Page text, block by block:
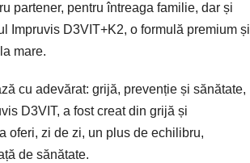
partener, pentru întreaga familie, dar și
Impruvis D3VIT+K2, o formulă premium și
mare.
cu adevărat: grijă, prevenție și sănătate,
D3VIT, a fost creat din grijă și
oferi, zi de zi, un plus de echilibru,
de sănătate.